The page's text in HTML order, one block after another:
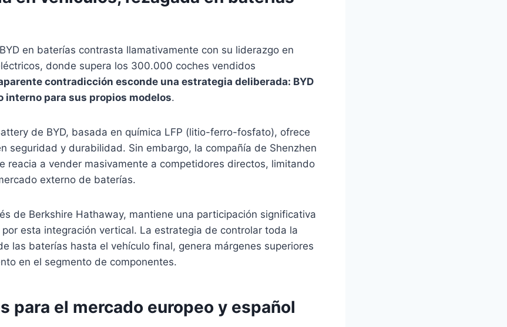
en baterías contrasta llamativamente con su liderazgo en
donde supera los 300.000 coches vendidos
contradicción esconde una estrategia deliberada: BYD
interno para sus propios modelos.
de BYD, basada en química LFP (litio-ferro-fosfato), ofrece
seguridad y durabilidad. Sin embargo, la compañía de Shenzhen
reacia a vender masivamente a competidores directos, limitando
externo de baterías.
de Berkshire Hathaway, mantiene una participación significativa
por esta integración vertical. La estrategia de controlar toda la
las baterías hasta el vehículo final, genera márgenes superiores
en el segmento de componentes.
para el mercado europeo y español